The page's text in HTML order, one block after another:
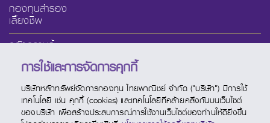
กองทุนสำรอง
เลี้ยงชีพ
คลังความรู้
เกี่ยวกับ SCBAM
บริการออนไลน์
ช่องทางบริการ
การใช้และการจัดการคุกกี้
บริษัทหลักทรัพย์จัดการกองทุน ไทยพาณิชย์ จำกัด ("บริษัท") มีการใช้
เทคโนโลยี เช่น คุกกี้ (cookies) และเทคโนโลยีที่คล้ายคลึงกันบนเว็บไซต์
ของบริษัท เพื่อสร้างประสบการณ์การใช้งานเว็บไซต์ของท่านให้ดียิ่งขึ้น